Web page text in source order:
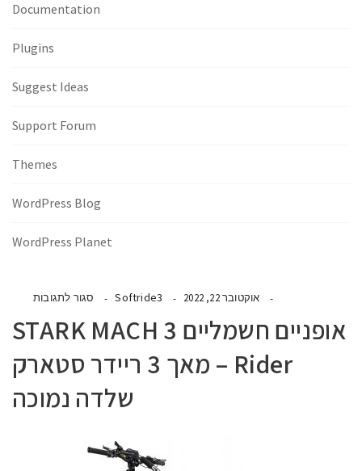
אוקטובר 22, 2022 Softride3 סגור לתגובות
אופניים חשמליים STARK MACH 3
Rider – מאך 3 ריידר סטארק
שלדה נמוכה
Documentation
Plugins
Suggest Ideas
Support Forum
Themes
WordPress Blog
WordPress Planet